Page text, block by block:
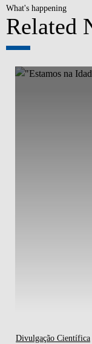
What's happening
Related
Divulgação Científica